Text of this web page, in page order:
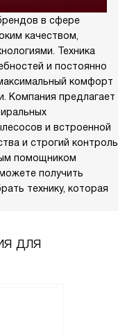
в сфере
качеством,
Техника
и постоянно
комфорт
Компания предлагает
и встроенной
и строгий контроль
помощником
получить
технику, которая
для